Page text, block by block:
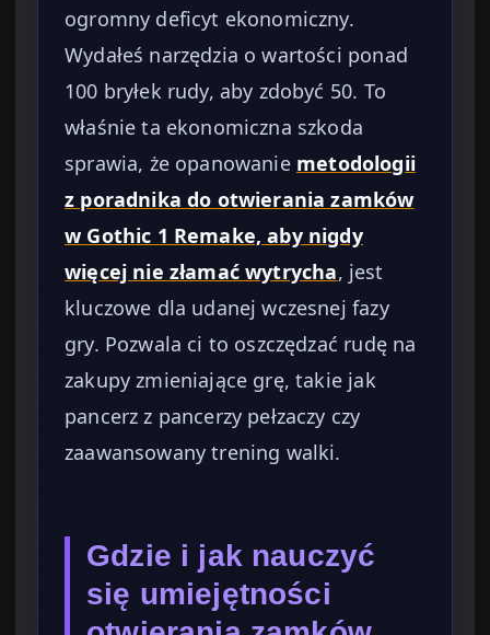
ogromny deficyt ekonomiczny.
Wydałeś narzędzia o wartości ponad
100 bryłek rudy, aby zdobyć 50. To
właśnie ta ekonomiczna szkoda
sprawia, że opanowanie metodologii
z poradnika do otwierania zamków
w Gothic 1 Remake, aby nigdy
więcej nie złamać wytrycha, jest
kluczowe dla udanej wczesnej fazy
gry. Pozwala ci to oszczędzać rudę na
zakupy zmieniające grę, takie jak
pancerz z pancerzy pełzaczy czy
zaawansowany trening walki.
Gdzie i jak nauczyć
się umiejętności